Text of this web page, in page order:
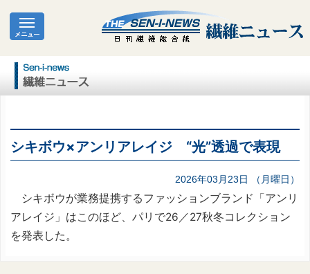
シキボウ×アンリアレイジ “光”透過で表現
2026年03月23日 （月曜日）
シキボウが業務提携するファッションブランド「アンリ
アレイジ」はこのほど、パリで26／27秋冬コレクション
を発表した。